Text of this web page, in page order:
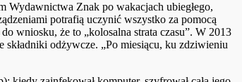
Wydawnictwa Znak po wakacjach ubiegłego,
potrafią uczynić wszystko za pomocą
wniosku, że to „kolosalna strata czasu”. W 2013
składniki odżywcze. „Po miesiącu, ku zdziwieniu